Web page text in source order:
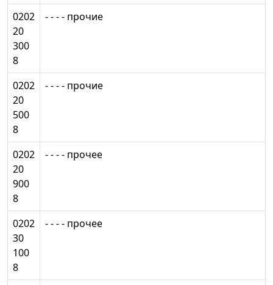
0202
20
300
8
- - - - прочие
0202
20
500
8
- - - - прочие
0202
20
900
8
- - - - прочее
0202
30
100
8
- - - - прочее